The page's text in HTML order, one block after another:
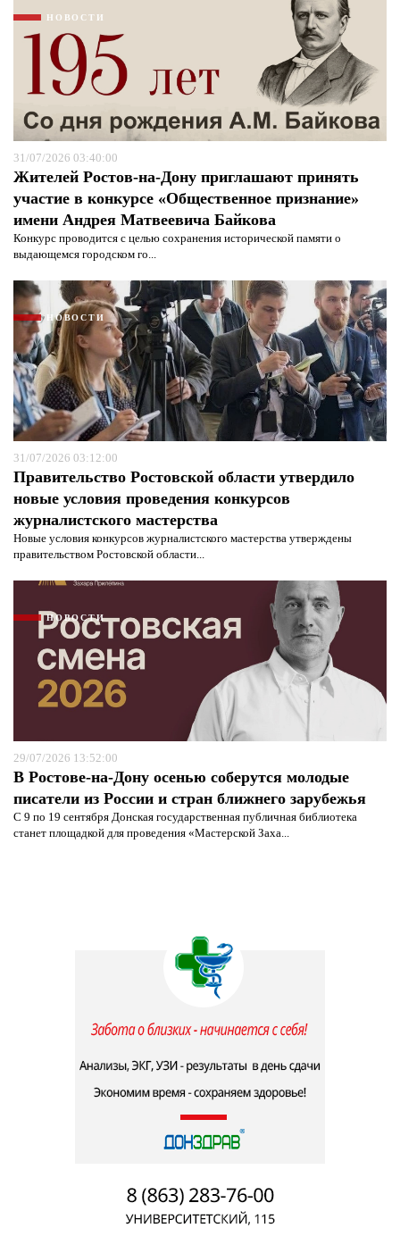
НОВОСТИ
31/07/2026 03:40:00
Жителей Ростов-на-Дону приглашают принять
участие в конкурсе «Общественное признание»
имени Андрея Матвеевича Байкова
Конкурс проводится с целью сохранения исторической памяти о
выдающемся городском го...
НОВОСТИ
31/07/2026 03:12:00
Правительство Ростовской области утвердило
новые условия проведения конкурсов
журналистского мастерства
Новые условия конкурсов журналистского мастерства утверждены
правительством Ростовской области...
НОВОСТИ
29/07/2026 13:52:00
В Ростове-на-Дону осенью соберутся молодые
писатели из России и стран ближнего зарубежья
С 9 по 19 сентября Донская государственная публичная библиотека
станет площадкой для проведения «Мастерской Заха...
Я согласен сполитикой конфиденциальности и
защиты информации*
защиты информации*